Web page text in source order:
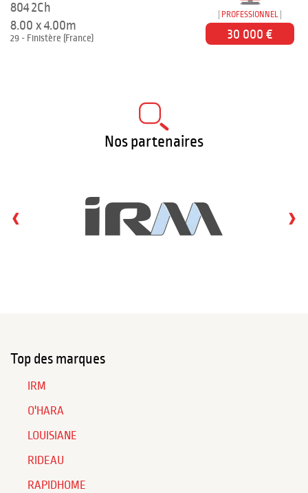
804 2Ch
8.00 x 4.00m
29 - Finistère (France)
PROFESSIONNEL
30 000 €
Nos partenaires
‹ ›
Top des marques
IRM
O'HARA
LOUISIANE
RIDEAU
RAPIDHOME